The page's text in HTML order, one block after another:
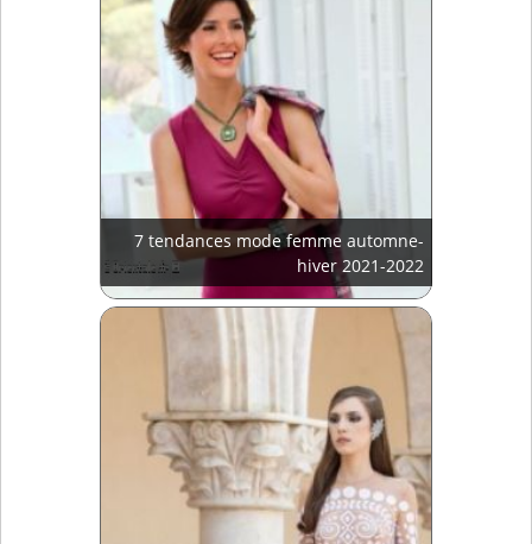
7 tendances mode femme automne-
hiver 2021-2022